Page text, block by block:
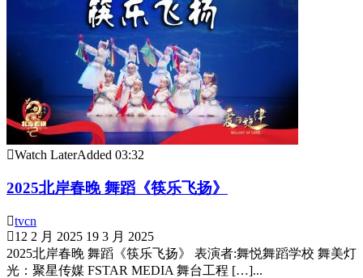
Watch LaterAdded 03:32
2025北岸春晚 舞蹈《筷乐飞扬》
tvcn
12 2 月 2025 19 3 月 2025
2025北岸春晚 舞蹈《筷乐飞扬》 表演者:舞悦舞蹈学校 舞美灯
光：聚星传媒 FSTAR MEDIA 舞台工程 […]...